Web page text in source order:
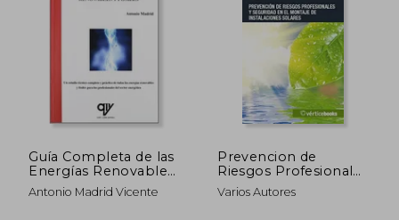
Guía Completa de las
Energías Renovables
y Fósiles (in Spanish)
Antonio Madrid Vicente
Prevencion de
Riesgos Profesionales
Seguridad Montaje
Intalaciones sol (in
Varios Autores